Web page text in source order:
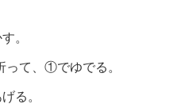
。
て、①でゆでる。
る。